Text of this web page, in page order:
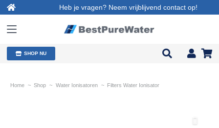
Heb je vragen? Neem vrijblijvend contact op!
SHOP NU
Home ~ Shop ~ Water Ionisatoren ~ Filters Water Ionisator